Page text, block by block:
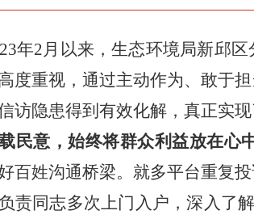
年2月以来，生态环境局新邱
度重视，通过主动作为、敢于
访隐患得到有效化解，真正实
民意，始终将群众利益放在心中
百姓沟通桥梁。就多平台重复
责同志多次上门入户，深入了